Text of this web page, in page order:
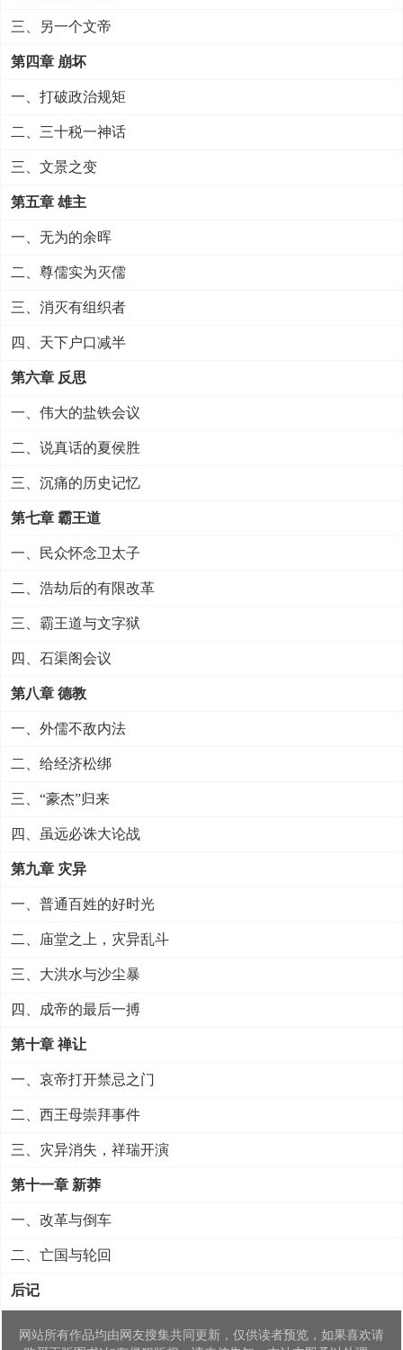
三、另一个文帝
第四章 崩坏
一、打破政治规矩
二、三十税一神话
三、文景之变
第五章 雄主
一、无为的余晖
二、尊儒实为灭儒
三、消灭有组织者
四、天下户口减半
第六章 反思
一、伟大的盐铁会议
二、说真话的夏侯胜
三、沉痛的历史记忆
第七章 霸王道
一、民众怀念卫太子
二、浩劫后的有限改革
三、霸王道与文字狱
四、石渠阁会议
第八章 德教
一、外儒不敌内法
二、给经济松绑
三、“豪杰”归来
四、虽远必诛大论战
第九章 灾异
一、普通百姓的好时光
二、庙堂之上，灾异乱斗
三、大洪水与沙尘暴
四、成帝的最后一搏
第十章 禅让
一、哀帝打开禁忌之门
二、西王母崇拜事件
三、灾异消失，祥瑞开演
第十一章 新莽
一、改革与倒车
二、亡国与轮回
后记
网站所有作品均由网友搜集共同更新，仅供读者预览，如果喜欢请